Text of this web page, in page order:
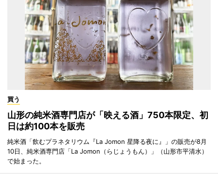
買う
山形の純米酒専門店が「映える酒」750本限定、初
日は約100本を販売
純米酒「飲むプラネタリウム『La Jomon 星降る夜に』」の販売が8月
10日、純米酒専門店「La Jomon（らじょうもん）」（山形市平清水）
で始まった。